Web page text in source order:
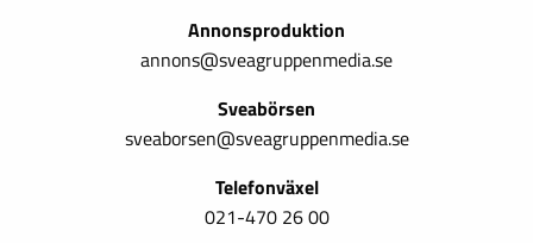
Annonsproduktion
annons@sveagruppenmedia.se
Sveabörsen
sveaborsen@sveagruppenmedia.se
Telefonväxel
021-470 26 00